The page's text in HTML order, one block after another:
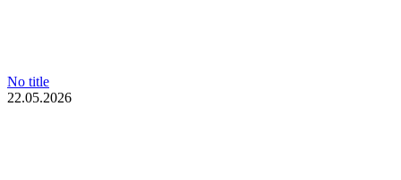
No title
22.05.2026